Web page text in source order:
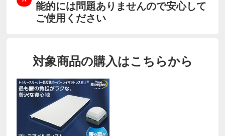
能的には問題ありませんので安心して
ご使用ください
対象商品の購入はこちらから